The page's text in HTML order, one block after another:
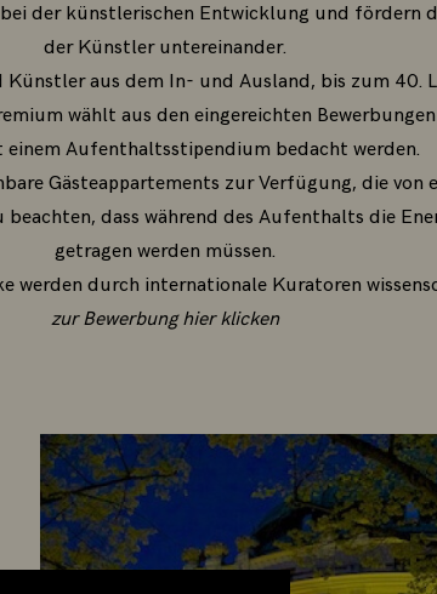
der künstlerischen Entwicklung und fördern
der Künstler untereinander.
aus dem In- und Ausland, bis zum 40.
wählt aus den eingereichten
einem Aufenthaltsstipendium bedacht werden.
Gästeappartements zur Verfügung, die
dass während des Aufenthalts die
getragen werden müssen.
werden durch internationale Kuratoren
zur Bewerbung hier klicken